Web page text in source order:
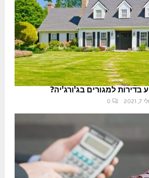
בדירות למגורים בג'ורג'יה?
7, 2021
0